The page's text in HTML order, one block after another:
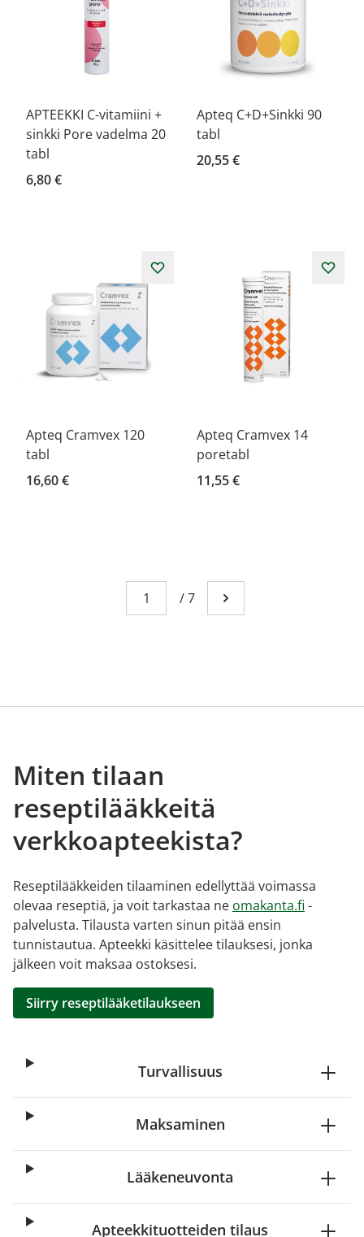
APTEEKKI C-vitamiini +
sinkki Pore vadelma 20
tabl
6,80 €
Apteq C+D+Sinkki 90
tabl
20,55 €
Apteq Cramvex 120
tabl
16,60 €
Apteq Cramvex 14
poretabl
11,55 €
Sivu
You're currently reading page 1
/7 Mene seuraavalle
Miten tilaan
reseptilääkkeitä
verkkoapteekista?
Reseptilääkkeiden tilaaminen edellyttää voimassa
olevaa reseptiä, ja voit tarkastaa ne omakanta.fi -
palvelusta. Tilausta varten sinun pitää ensin
tunnistautua. Apteekki käsittelee tilauksesi, jonka
jälkeen voit maksaa ostoksesi.
Siirry reseptilääketilaukseen
Turvallisuus
Maksaminen
Lääkeneuvonta
Apteekkituotteiden tilaus